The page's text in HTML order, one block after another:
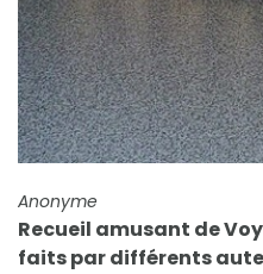
FICHE COMPLÈTE
Anonyme
Recueil amusant de
faits par différents